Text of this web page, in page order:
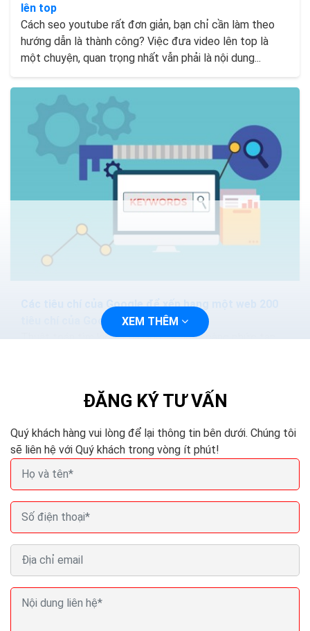
lên top
Cách seo youtube rất đơn giản, bạn chỉ cần làm theo
hướng dẫn là thành công? Việc đưa video lên top là
một chuyện, quan trọng nhất vẫn phải là nội dung...
Các tiêu chí của Google để xếp hạng một web 200
tiêu chí của Google
Thuật toán tìm kiếm của Google ngày càng phức tạp
XEM THÊM
ĐĂNG KÝ TƯ VẤN
Quý khách hàng vui lòng để lại thông tin bên dưới. Chúng tôi
sẽ liên hệ với Quý khách trong vòng ít phút!